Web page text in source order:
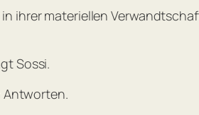
ihrer materiellen
Sossi.
Antworten.